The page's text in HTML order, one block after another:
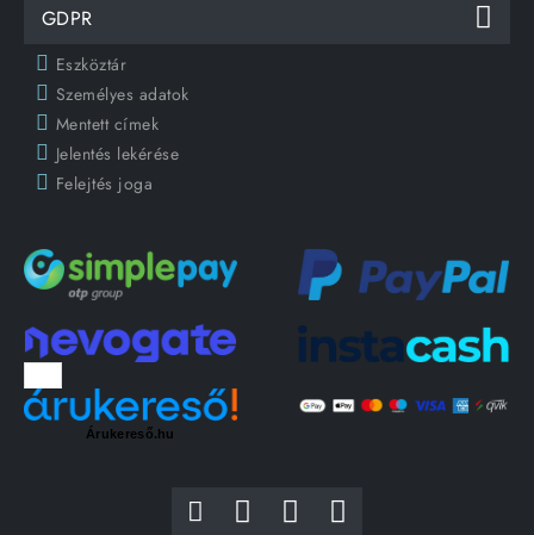
GDPR
Eszköztár
Személyes adatok
Mentett címek
Jelentés lekérése
Felejtés joga
Árukereső.hu